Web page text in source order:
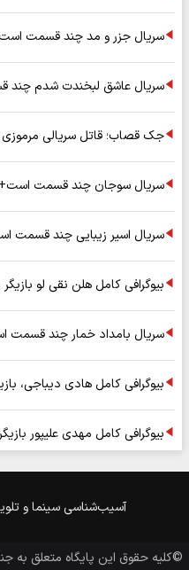
سریال جزر و مد چند قسمت
سریال عاشق لبخندت شدم چند
جک قصاب؛ قاتل سریالی
سریال سوجان چند قسمت است+
سریال اسیر زیبایی چند قسمت
بیوگرافی کامل هلن نقی لو
سریال بامداد خمار چند قسمت
بیوگرافی کامل هادی دیباجی،
بیوگرافی کامل مهدی علیپور
آسیب‌شناسی سینما و
©کلیه حقوق این پایگاه متعلق به